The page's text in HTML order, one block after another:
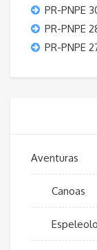
PR-PNPE
PR-PNPE
PR-PNPE
Aventuras
Canoas